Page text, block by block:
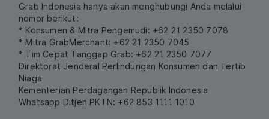
Grab Indonesia hanya akan menghubungi Anda melalui
nomor berikut:
* Konsumen & Mitra Pengemudi: +62 21 2350 7078
* Mitra GrabMerchant: +62 21 2350 7045
* Tim Cepat Tanggap Grab: +62 21 2350 7077
Direktorat Jenderal Perlindungan Konsumen dan Tertib
Niaga
Kementerian Perdagangan Republik Indonesia
Whatsapp Ditjen PKTN: +62 853 1111 1010